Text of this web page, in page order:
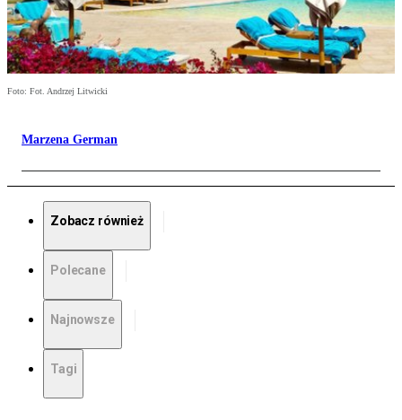
Foto: Fot. Andrzej Litwicki
Marzena German
Zobacz również
Polecane
Najnowsze
Tagi